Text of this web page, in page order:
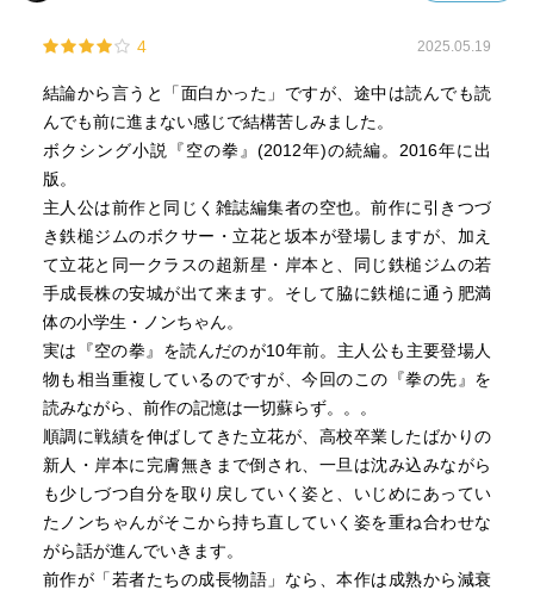
こんな思いを誰もがしているのではないだろうか。
長く、非常にボリュームのある一冊だが、飽きることはな
かった。角田さんの放つ言葉の一つ一つが、まるでパンチ
のように心に鋭く刺さった。非情な現実に打ちのめされる
場面も多かったけど、空也の真摯さにすごく救われた気が
する。強くもかっこよくもない空也かもしれないが、腕っ
ぷしという意味ではなく、一本筋の通った心の強さを感じ
た。こんな風に相手を思いやり、そっと支えることができ
たらと思う。負のスパイラルの渦中の立花に対しても、
散々自分を振り回す蒼介に対しても(書きたいことを求めた
あげくの彼の行動も、何気に目が離せない)、身の振り方に
悩むノンちゃんに対しても、放っておくことができないあ
る種のお節介さを、好ましく思う。
拳の先に見えるものの重さ、儚さ、苦しさ、残酷さ。アス
リートが背負うものの一端を本書で垣間見ることができた
気がする。壮絶さを極めた先にはきっと、まだ見たことの
ない景色が広がってることだろう。自分の目指す結果が、
得られたとしても得られなかったとしても。そんなことを
感じさせてくれた、とても意味のある出会いだった。
4 2025.05.19
結論から言うと「面白かった」ですが、途中は読んでも読
んでも前に進まない感じで結構苦しみました。
ボクシング小説『空の拳』(2012年)の続編。2016年に出
版。
主人公は前作と同じく雑誌編集者の空也。前作に引きつづ
き鉄槌ジムのボクサー・立花と坂本が登場しますが、加え
て立花と同一クラスの超新星・岸本と、同じ鉄槌ジムの若
手成長株の安城が出て来ます。そして脇に鉄槌に通う肥満
体の小学生・ノンちゃん。
実は『空の拳』を読んだのが10年前。主人公も主要登場人
物も相当重複しているのですが、今回のこの『拳の先』を
読みながら、前作の記憶は一切蘇らず。。。
順調に戦績を伸ばしてきた立花が、高校卒業したばかりの
新人・岸本に完膚無きまで倒され、一旦は沈み込みながら
も少しづつ自分を取り戻していく姿と、いじめにあってい
たノンちゃんがそこから持ち直していく姿を重ね合わせな
がら話が進んでいきます。
前作が「若者たちの成長物語」なら、本作は成熟から減衰